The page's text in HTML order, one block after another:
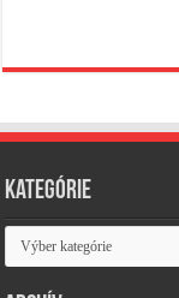
Kategórie
Kategórie